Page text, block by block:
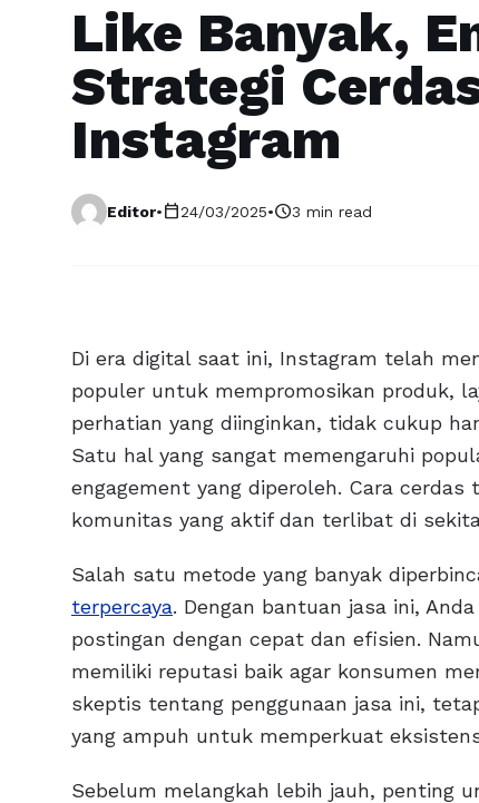
Like Banyak,
Strategi
Instagram
Editor•calendar_today24/03/2025•schedule3 min read
Di era digital saat ini, Instagram telah
populer untuk mempromosikan produk,
perhatian yang diinginkan, tidak cukup
Satu hal yang sangat memengaruhi
engagement yang diperoleh. Cara
komunitas yang aktif dan terlibat di
Salah satu metode yang banyak
terpercaya. Dengan bantuan jasa ini,
postingan dengan cepat dan efisien.
memiliki reputasi baik agar konsumen
skeptis tentang penggunaan jasa ini,
yang ampuh untuk memperkuat
Sebelum melangkah lebih jauh, penting